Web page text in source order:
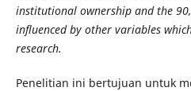
institutional ownership and the
influenced by other variables
research.
Penelitian ini bertujuan untuk